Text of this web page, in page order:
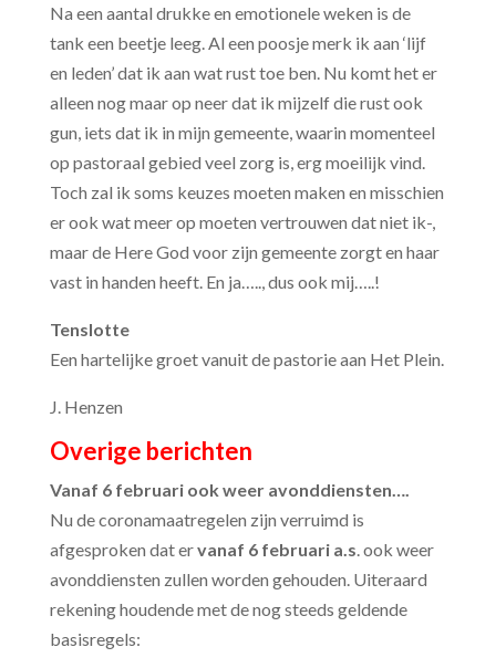
Na een aantal drukke en emotionele weken is de
tank een beetje leeg. Al een poosje merk ik aan ‘lijf
en leden’ dat ik aan wat rust toe ben. Nu komt het er
alleen nog maar op neer dat ik mijzelf die rust ook
gun, iets dat ik in mijn gemeente, waarin momenteel
op pastoraal gebied veel zorg is, erg moeilijk vind.
Toch zal ik soms keuzes moeten maken en misschien
er ook wat meer op moeten vertrouwen dat niet ik-,
maar de Here God voor zijn gemeente zorgt en haar
vast in handen heeft. En ja….., dus ook mij…..!
Tenslotte
Een hartelijke groet vanuit de pastorie aan Het Plein.
J. Henzen
Overige berichten
Vanaf 6 februari ook weer avonddiensten….
Nu de coronamaatregelen zijn verruimd is
afgesproken dat ervanaf 6 februari a.s. ook weer
avonddiensten zullen worden gehouden. Uiteraard
rekening houdende met de nog steeds geldende
basisregels: